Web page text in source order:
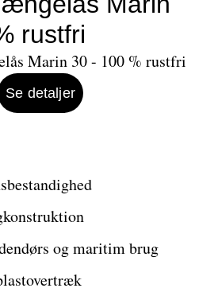
rustfri
og maritim brug
Se detaljer